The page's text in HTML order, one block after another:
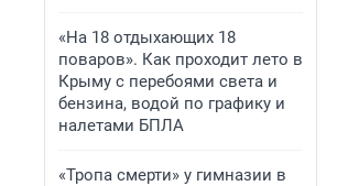
«На 18 отдыхающих 18
поваров». Как проходит лето в
Крыму с перебоями света и
бензина, водой по графику и
налетами БПЛА
«Тропа смерти» у гимназии в